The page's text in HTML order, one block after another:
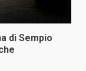
di Sempio